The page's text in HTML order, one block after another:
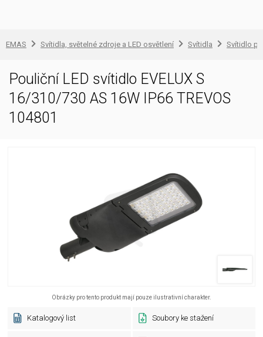
EMAS Svítidla, světelné zdroje a LED osvětlení Svítidla Svítidlo
Pouliční LED svítidlo EVELUX S
16/310/730 AS 16W IP66 TREVOS
104801
Obrázky pro tento produkt mají pouze ilustrativní charakter.
Katalogový list Soubory ke stažení